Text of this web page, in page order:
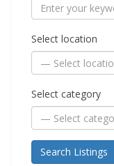
Select location
Select category
Search Listings